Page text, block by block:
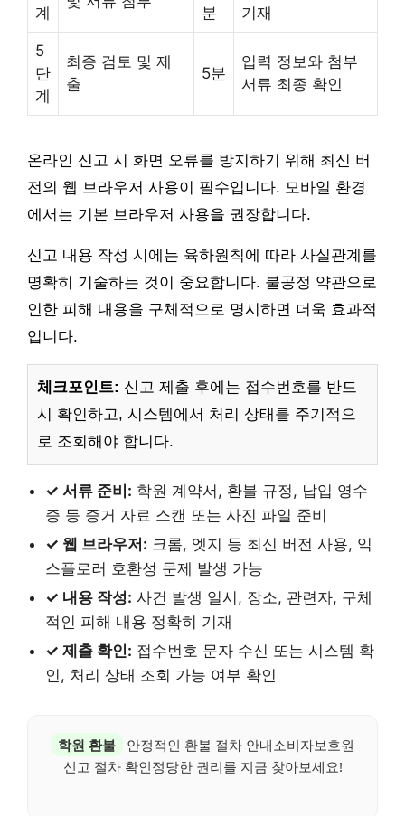
계 분 기재
5
단
계
최종 검토 및 제
출
5분
입력 정보와 첨부
서류 최종 확인
온라인 신고 시 화면 오류를 방지하기 위해 최신 버
전의 웹 브라우저 사용이 필수입니다. 모바일 환경
에서는 기본 브라우저 사용을 권장합니다.
신고 내용 작성 시에는 육하원칙에 따라 사실관계를
명확히 기술하는 것이 중요합니다. 불공정 약관으로
인한 피해 내용을 구체적으로 명시하면 더욱 효과적
입니다.
체크포인트: 신고 제출 후에는 접수번호를 반드
시 확인하고, 시스템에서 처리 상태를 주기적으
로 조회해야 합니다.
✓ 서류 준비: 학원 계약서, 환불 규정, 납입 영수
증 등 증거 자료 스캔 또는 사진 파일 준비
✓ 웹 브라우저: 크롬, 엣지 등 최신 버전 사용, 익
스플로러 호환성 문제 발생 가능
✓ 내용 작성: 사건 발생 일시, 장소, 관련자, 구체
적인 피해 내용 정확히 기재
✓ 제출 확인: 접수번호 문자 수신 또는 시스템 확
인, 처리 상태 조회 가능 여부 확인
학원 환불
안정적인 환불 절차 안내소비자보호원
신고 절차 확인정당한 권리를 지금 찾아보세요!